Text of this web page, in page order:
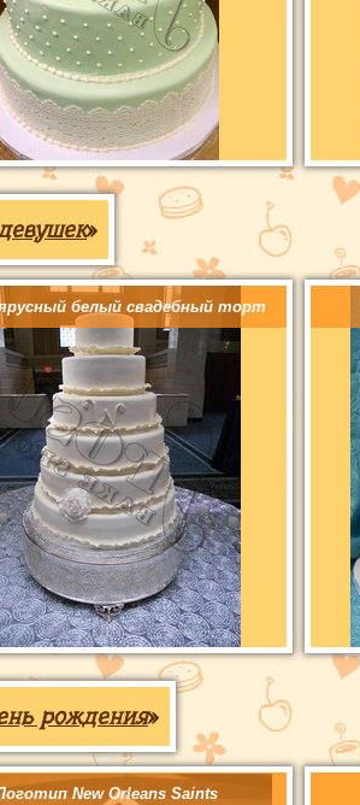
»
белый свадебный торт
рождения»
New Orleans Saints